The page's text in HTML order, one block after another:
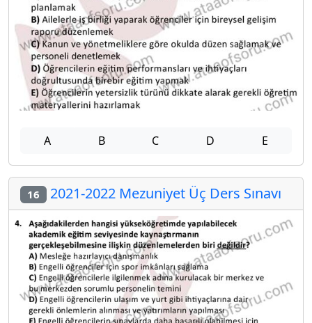
A B C D E
16 2021-2022 Mezuniyet Üç Ders Sınavı